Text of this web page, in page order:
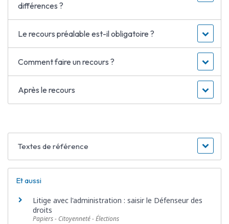
différences ?
Le recours préalable est-il obligatoire ?
Comment faire un recours ?
Après le recours
Textes de référence
Et aussi
Litige avec l'administration : saisir le Défenseur des
droits
Papiers - Citoyenneté - Élections